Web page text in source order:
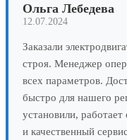
Ольга Лебедева
12.07.2024
Заказали
строя. Менеджер
всех параметров.
быстро для нашего
установили,
и качественный